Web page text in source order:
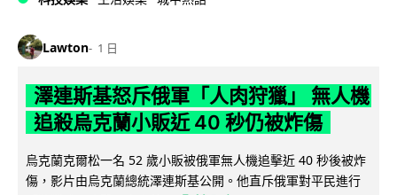
Lawton 1 日
澤連斯基怒斥俄軍「人肉狩獵」 無人機
追殺烏克蘭小販近 40 秒仍被炸傷
烏克蘭克爾松一名 52 歲小販被俄軍無人機追擊近 40 秒後被炸
傷，影片由烏克蘭總統澤連斯基公開。他直斥俄軍對平民進行